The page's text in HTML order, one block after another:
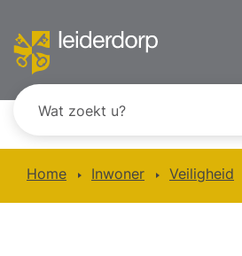
Home Inwoner Veiligheid